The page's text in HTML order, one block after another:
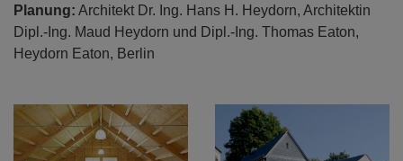
Planung: Architekt Dr. Ing. Hans H. Heydorn, Architektin
Dipl.-Ing. Maud Heydorn und Dipl.-Ing. Thomas Eaton,
Heydorn Eaton, Berlin